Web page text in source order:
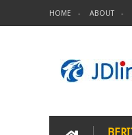
HOME ABOUT